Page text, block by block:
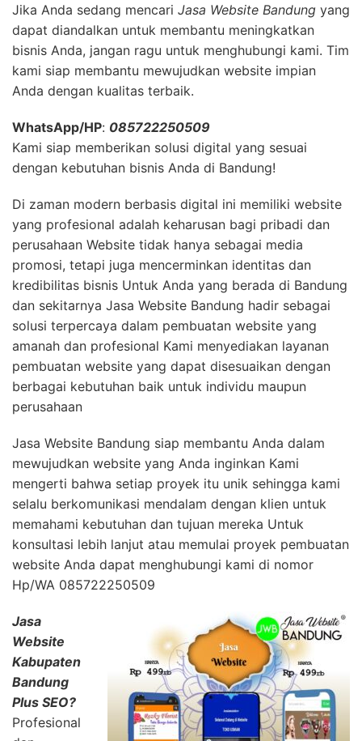
Jika Anda sedang mencari Jasa Website Bandung yang
dapat diandalkan untuk membantu meningkatkan
bisnis Anda, jangan ragu untuk menghubungi kami. Tim
kami siap membantu mewujudkan website impian
Anda dengan kualitas terbaik.
WhatsApp/HP: 085722250509
Kami siap memberikan solusi digital yang sesuai
dengan kebutuhan bisnis Anda di Bandung!
Di zaman modern berbasis digital ini memiliki website
yang profesional adalah keharusan bagi pribadi dan
perusahaan Website tidak hanya sebagai media
promosi, tetapi juga mencerminkan identitas dan
kredibilitas bisnis Untuk Anda yang berada di Bandung
dan sekitarnya Jasa Website Bandung hadir sebagai
solusi terpercaya dalam pembuatan website yang
amanah dan profesional Kami menyediakan layanan
pembuatan website yang dapat disesuaikan dengan
berbagai kebutuhan baik untuk individu maupun
perusahaan
Jasa Website Bandung siap membantu Anda dalam
mewujudkan website yang Anda inginkan Kami
mengerti bahwa setiap proyek itu unik sehingga kami
selalu berkomunikasi mendalam dengan klien untuk
memahami kebutuhan dan tujuan mereka Untuk
konsultasi lebih lanjut atau memulai proyek pembuatan
website Anda dapat menghubungi kami di nomor
Hp/WA 085722250509
Jasa
Website
Kabupaten
Bandung
Plus SEO?
Profesional